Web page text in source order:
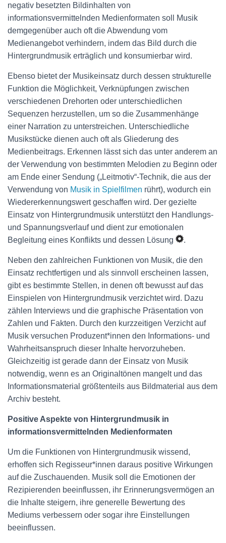
negativ besetzten Bildinhalten von
informationsvermittelnden Medienformaten soll Musik
demgegenüber auch oft die Abwendung vom
Medienangebot verhindern, indem das Bild durch die
Hintergrundmusik erträglich und konsumierbar wird.
Ebenso bietet der Musikeinsatz durch dessen strukturelle
Funktion die Möglichkeit, Verknüpfungen zwischen
verschiedenen Drehorten oder unterschiedlichen
Sequenzen herzustellen, um so die Zusammenhänge
einer Narration zu unterstreichen. Unterschiedliche
Musikstücke dienen auch oft als Gliederung des
Medienbeitrags. Erkennen lässt sich das unter anderem an
der Verwendung von bestimmten Melodien zu Beginn oder
am Ende einer Sendung („Leitmotiv“-Technik, die aus der
Verwendung von Musik in Spielfilmen rührt), wodurch ein
Wiedererkennungswert geschaffen wird. Der gezielte
Einsatz von Hintergrundmusik unterstützt den Handlungs-
und Spannungsverlauf und dient zur emotionalen
Begleitung eines Konflikts und dessen Lösung
.
Neben den zahlreichen Funktionen von Musik, die den
Einsatz rechtfertigen und als sinnvoll erscheinen lassen,
gibt es bestimmte Stellen, in denen oft bewusst auf das
Einspielen von Hintergrundmusik verzichtet wird. Dazu
zählen Interviews und die graphische Präsentation von
Zahlen und Fakten. Durch den kurzzeitigen Verzicht auf
Musik versuchen Produzent*innen den Informations- und
Wahrheitsanspruch dieser Inhalte hervorzuheben.
Gleichzeitig ist gerade dann der Einsatz von Musik
notwendig, wenn es an Originaltönen mangelt und das
Informationsmaterial größtenteils aus Bildmaterial aus dem
Archiv besteht.
Positive Aspekte von Hintergrundmusik in
informationsvermittelnden Medienformaten
Um die Funktionen von Hintergrundmusik wissend,
erhoffen sich Regisseur*innen daraus positive Wirkungen
auf die Zuschauenden. Musik soll die Emotionen der
Rezipierenden beeinflussen, ihr Erinnerungsvermögen an
die Inhalte steigern, ihre generelle Bewertung des
Mediums verbessern oder sogar ihre Einstellungen
beeinflussen.